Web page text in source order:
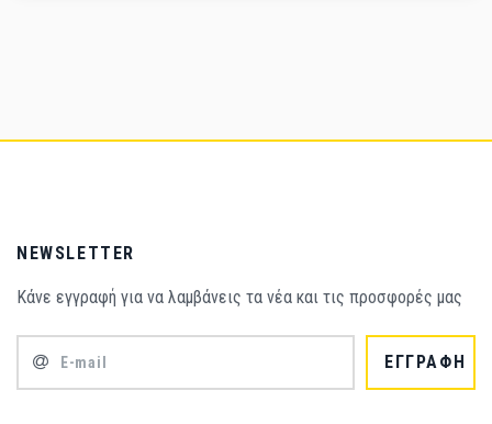
NEWSLETTER
Κάνε εγγραφή για να λαμβάνεις τα νέα και τις προσφορές μας
ΕΓΓΡΑΦΗ